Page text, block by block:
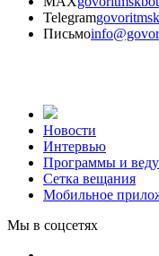
Telegram
Письмо
Новости
Интервью
Программы и
Сетка вещания
Мобильное
Мы в соцсетях